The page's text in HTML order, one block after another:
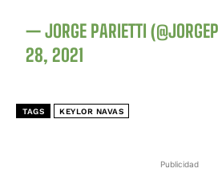
Publicidad
— JORGE PARIETTI
28, 2021
TAGS KEYLOR NAVAS